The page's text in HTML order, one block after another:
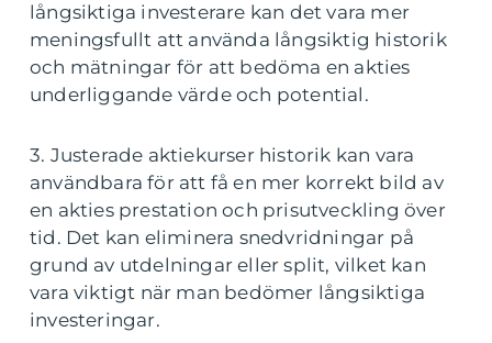
långsiktiga investerare kan det vara mer
meningsfullt att använda långsiktig historik
och mätningar för att bedöma en akties
underliggande värde och potential.
3. Justerade aktiekurser historik kan vara
användbara för att få en mer korrekt bild av
en akties prestation och prisutveckling över
tid. Det kan eliminera snedvridningar på
grund av utdelningar eller split, vilket kan
vara viktigt när man bedömer långsiktiga
investeringar.